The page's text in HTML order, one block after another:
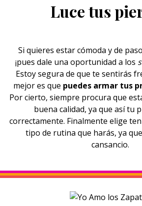
Luce tus
Si quieres estar cómoda y de
¡pues dale una oportunidad a los
Estoy segura de que te sentirás
mejor es que puedes armar tus
Por cierto, siempre procura que
buena calidad, ya que así tu
correctamente. Finalmente elige
tipo de rutina que harás, ya
cansancio.